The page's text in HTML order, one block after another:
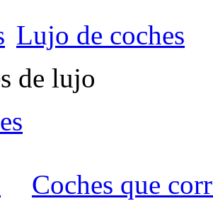
Lujo de coches
de lujo
Coches que